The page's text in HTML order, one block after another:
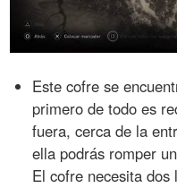
Este cofre se
primero de todo es
fuera, cerca de la
ella podrás romper
El cofre necesita dos